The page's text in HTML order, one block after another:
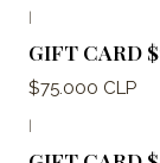
|
GIFT CARD
$75.000 CLP